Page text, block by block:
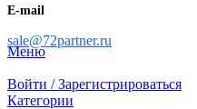
E-mail
sale@72partner.ru
Меню
Войти / Зарегистрироваться
Категории